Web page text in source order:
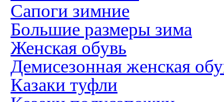
Сапоги зимние
Большие размеры зима
Женская обувь
Демисезонная женская
Казаки туфли